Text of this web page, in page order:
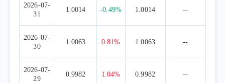
2026-07-
31
1.0014 -0.49% 1.0014 --
2026-07-
30
1.0063 0.81% 1.0063 --
2026-07-
29
0.9982 1.04% 0.9982 --